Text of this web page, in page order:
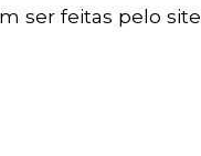
ser feitas pelo